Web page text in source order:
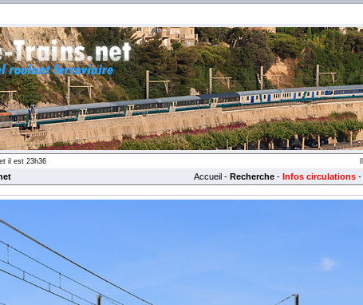
il est 23h36
Accueil - Recherche - Infos circulations -